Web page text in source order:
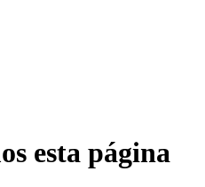
esta página